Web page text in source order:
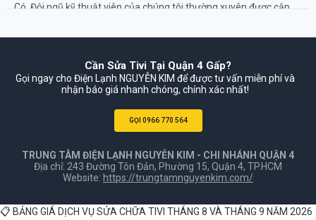
Có. Đội ngũ kỹ thuật viên của chúng tôi thường xuyên được cập
Cần Sửa Tivi Tại Quận 4 Gấp?
Gọi ngay cho Điện Lạnh NGUYỄN KIM để được tư vấn miễn phí và
nhận báo giá nhanh chóng, chính xác nhất!
GỌI 0966 770 564
TRUNG TÂM ĐIỆN LẠNH NGUYỄN KIM - CHI NHÁNH QUẬN 4
Địa chỉ: 243 Đường Tôn Đản, Phường 15, Quận 4, TP.HCM
Website: https://trungtamnguyenkim.com/
📋 BẢNG GIÁ DỊCH VỤ SỬA CHỮA TIVI THÁNG 8 VÀ THÁNG 9 NĂM 2026